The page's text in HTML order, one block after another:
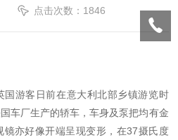
点击次数：1846
游客日前在意大利北部乡镇游览时
车厂生产的轿车，车身及泵把均有金
镜亦好像开端呈现变形，在37摄氏度